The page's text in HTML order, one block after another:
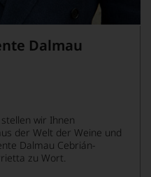
Dalmau
wir Ihnen
der Welt der Weine und
Dalmau Cebrián-
zu Wort.